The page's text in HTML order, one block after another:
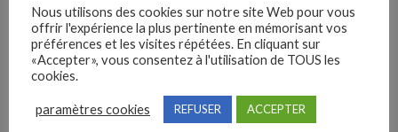
Nos solutions entreprises
Découvrez nos partenaires ! Moteurs de recherches,
multidiffuseurs, sites payant… nombreux sont nos
Nous utilisons des cookies sur notre site Web pour vous
offrir l'expérience la plus pertinente en mémorisant vos
préférences et les visites répétées. En cliquant sur
«Accepter», vous consentez à l'utilisation de TOUS les
cookies.
paramètres cookies REFUSER ACCEPTER